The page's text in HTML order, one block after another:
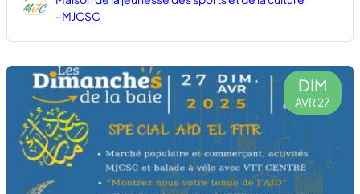
–MJCSC
DIM
AVR 27